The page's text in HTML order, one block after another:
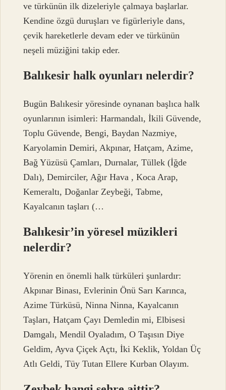
ve türkünün ilk dizeleriyle çalmaya başlarlar.
Kendine özgü duruşları ve figürleriyle dans,
çevik hareketlerle devam eder ve türkünün
neşeli müziğini takip eder.
Balıkesir halk oyunları nelerdir?
Bugün Balıkesir yöresinde oynanan başlıca halk
oyunlarının isimleri: Harmandalı, İkili Güvende,
Toplu Güvende, Bengi, Baydan Nazmiye,
Karyolamin Demiri, Akpınar, Hatçam, Azime,
Bağ Yüzüsü Çamları, Durnalar, Tüllek (İğde
Dalı), Demirciler, Ağır Hava , Koca Arap,
Kemeraltı, Doğanlar Zeybeği, Tabme,
Kayalcanın taşları (…
Balıkesir’in yöresel müzikleri
nelerdir?
Yörenin en önemli halk türküleri şunlardır:
Akpınar Binası, Evlerinin Önü Sarı Karınca,
Azime Türküsü, Ninna Ninna, Kayalcanın
Taşları, Hatçam Çayı Demledin mi, Elbisesi
Damgalı, Mendil Oyaladım, O Taşısın Diye
Geldim, Ayva Çiçek Açtı, İki Keklik, Yoldan Üç
Atlı Geldi, Tüy Tutan Ellere Kurban Olayım.